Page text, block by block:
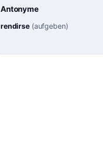
Antonyme
rendirse(aufgeben)